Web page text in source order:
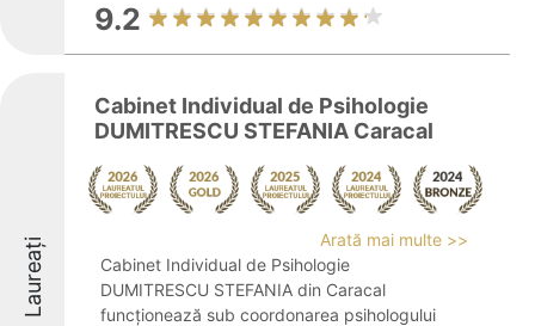
9.2
Laureați
Cabinet Individual de Psihologie
DUMITRESCU STEFANIA Caracal
Arată mai multe >>
Cabinet Individual de Psihologie
DUMITRESCU STEFANIA din Caracal
funcționează sub coordonarea psihologului